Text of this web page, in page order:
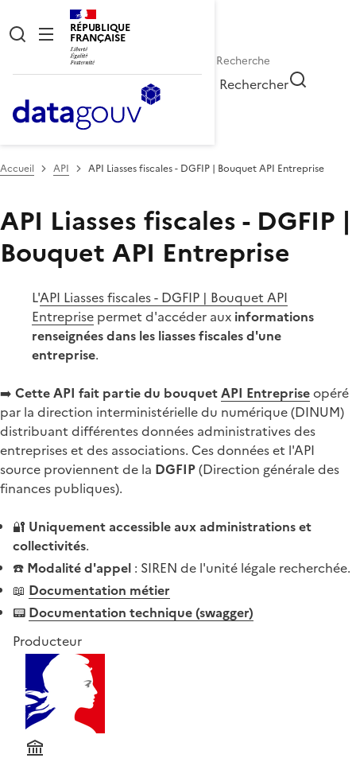
RÉPUBLIQUE
FRANÇAISE
Rechercher
Accueil API API Liasses fiscales - DGFIP | Bouquet API Entreprise
API Liasses fiscales - DGFIP |
Bouquet API Entreprise
L'API Liasses fiscales - DGFIP | Bouquet API
Entreprise permet d'accéder aux informations
renseignées dans les liasses fiscales d'une
entreprise.
➡️ Cette API fait partie du bouquetAPI Entrepriseopéré
par la direction interministérielle du numérique (DINUM)
distribuant différentes données administratives des
entreprises et des associations. Ces données et l'API
source proviennent de la DGFIP(Direction générale des
finances publiques).
🔐 Uniquement accessible aux administrations et
collectivités.
☎️ Modalité d'appel : SIREN de l'unité légale recherchée.
📖 Documentation métier
📟 Documentation technique (swagger)
Producteur